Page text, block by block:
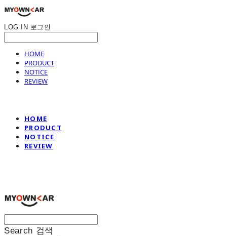
LOG IN 로그인
HOME
PRODUCT
NOTICE
REVIEW
HOME
PRODUCT
NOTICE
REVIEW
Search 검색